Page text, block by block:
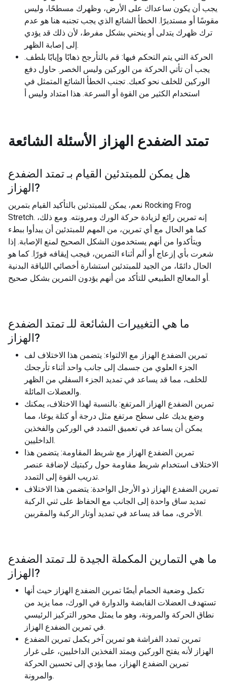
يجب أن يكون ساعداك على الأرض، وظهرك مسطحًا، وليس
مقوسًا أو مستديرًا. الخطأ الشائع الذي يجب تجنبه هنا هو عدم
ترك ظهرك يتدلى أو ينحني بشكل مفرط، لأن ذلك قد يؤدي
إلى إصابة الظهر.
الحركة التي يتم التحكم فيها: قم بالتأرجح ذهابًا وإيابًا بلطف.
يجب أن تأتي الحركة من الوركين وليس الخصر. حاول دفع
الوركين للخلف نحو كعبك. تجنب الخطأ الشائع المتمثل في
استخدام الكثير من القوة أو السرعة. هذا امتداد وليس أ
تمتد الضفدع الهزاز الأسئلة الشائعة
هل يمكن للمبتدئين القيام بـ تمتد الضفدع
الهزاز?
نعم، يمكن للمبتدئين بالتأكيد القيام بتمرين Rocking Frog
Stretch. إنه تمرين رائع لزيادة حركة الورك ومرونته. ومع ذلك،
كما هو الحال مع أي تمرين، من المهم للمبتدئين أن يبدأوا ببطء
ويتأكدوا من أنهم يستخدمون الشكل الصحيح لمنع الإصابة. إذا
شعرت بأي إزعاج أو ألم أثناء التمرين، فيجب إيقافه فورًا. كما هو
الحال دائمًا، من الجيد للمبتدئين استشارة أخصائي اللياقة البدنية
أو المعالج الطبيعي للتأكد من أنهم يؤدون التمرين بشكل صحيح.
ما هي التغييرات الشائعة للـ تمتد الضفدع
الهزاز?
تمرين الضفدع الهزاز مع الالتواء: يتضمن هذا الاختلاف لف
الجزء العلوي من جسمك إلى جانب واحد أثناء تأرجحك
للخلف، مما قد يساعد في تمديد الجزء السفلي من الظهر
والعضلات المائلة.
تمرين الضفدع الهزاز المرتفع: بالنسبة لهذا الاختلاف، يمكنك
وضع يديك على سطح مرتفع مثل درجة أو كتلة يوغا، مما
يمكن أن يساعد في تعميق التمدد في الوركين والفخذين
الداخليين.
تمرين الضفدع الهزاز مع شريط المقاومة: يتضمن هذا
الاختلاف استخدام شريط مقاومة حول ركبتيك لإضافة عنصر
تدريب القوة إلى التمدد.
تمرين الضفدع الهزاز ذو الأرجل الواحدة: يتضمن هذا الاختلاف
تمديد ساق واحدة إلى الجانب مع الحفاظ على ثني الركبة
الأخرى، مما قد يساعد في تمديد أوتار الركبة والمقربين.
ما هي التمارين المكملة الجيدة للـ تمتد الضفدع
الهزاز?
تكمل وضعية الحمام أيضًا تمرين الضفدع الهزاز حيث أنها
تستهدف العضلات القابضة والدوارة في الورك، مما يزيد من
نطاق الحركة والمرونة، وهو ما يمثل محور التركيز الرئيسي
في تمرين الضفدع الهزاز.
تمرين تمدد الفراشة هو تمرين آخر يكمل تمرين الضفدع
الهزاز لأنه يفتح الوركين ويمتد الفخذين الداخليين، على غرار
تمرين الضفدع الهزاز، مما يؤدي إلى تحسين الحركة
والمرونة.